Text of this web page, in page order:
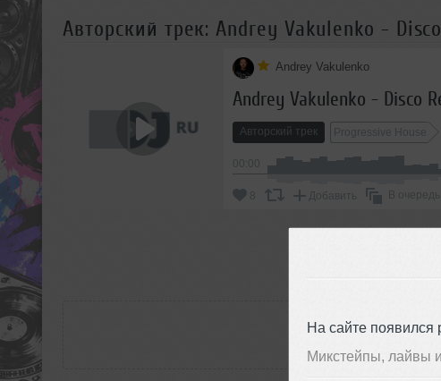
На сайте появился
Микстейпы, лайвы
Авторский трек: Andrey Vakulenko -
Andrey Vakulenko
Andrey Vakulenko - Disco
Авторский трек Progressive House
Добавить В очередь